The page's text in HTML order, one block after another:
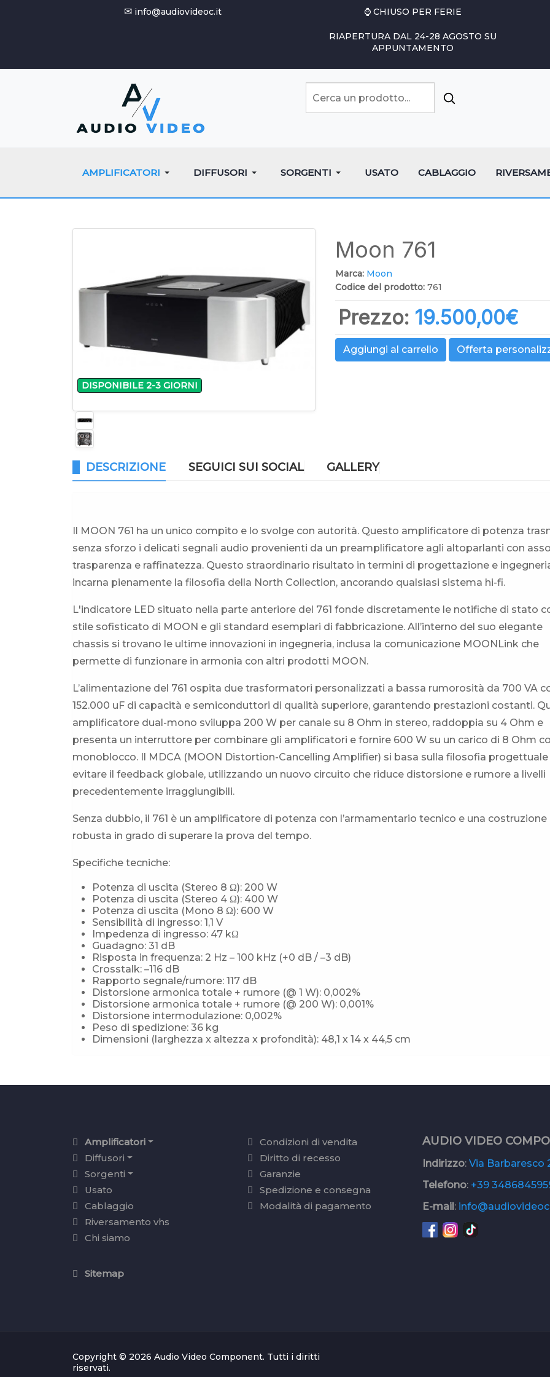
✉ info@audiovideoc.it ⌚ CHIUSO PER FERIE
RIAPERTURA DAL 24-28 AGOSTO SU
APPUNTAMENTO
AMPLIFICATORI DIFFUSORI SORGENTI USATO CABLAGGIO
DISPONIBILE 2-3 GIORNI
Moon 761
Marca: Moon
Codice del prodotto: 761
Prezzo: 19.500,00‎€
Aggiungi al carrello Offerta
DESCRIZIONE SEGUICI SUI SOCIAL GALLERY
Il MOON 761 ha un unico compito e lo svolge con autorità. Questo amplificatore di potenza
senza sforzo i delicati segnali audio provenienti da un preamplificatore agli altoparlanti con
trasparenza e raffinatezza. Questo straordinario risultato in termini di progettazione e
incarna pienamente la filosofia della North Collection, ancorando qualsiasi sistema hi-fi.
L'indicatore LED situato nella parte anteriore del 761 fonde discretamente le notifiche di stato
stile sofisticato di MOON e gli standard esemplari di fabbricazione. All’interno del suo elegante
chassis si trovano le ultime innovazioni in ingegneria, inclusa la comunicazione MOONLink che
permette di funzionare in armonia con altri prodotti MOON.
L’alimentazione del 761 ospita due trasformatori personalizzati a bassa rumorosità da 700 VA
152.000 uF di capacità e semiconduttori di qualità superiore, garantendo prestazioni costanti.
amplificatore dual-mono sviluppa 200 W per canale su 8 Ohm in stereo, raddoppia su 4 Ohm e
presenta un interruttore per combinare gli amplificatori e fornire 600 W su un carico di 8 Ohm
monoblocco. Il MDCA (MOON Distortion-Cancelling Amplifier) si basa sulla filosofia progettuale
evitare il feedback globale, utilizzando un nuovo circuito che riduce distorsione e rumore a livelli
precedentemente irraggiungibili.
Senza dubbio, il 761 è un amplificatore di potenza con l’armamentario tecnico e una costruzione
robusta in grado di superare la prova del tempo.
Specifiche tecniche:
Potenza di uscita (Stereo 8 Ω): 200 W
Potenza di uscita (Stereo 4 Ω): 400 W
Potenza di uscita (Mono 8 Ω): 600 W
Sensibilità di ingresso: 1,1 V
Impedenza di ingresso: 47 kΩ
Guadagno: 31 dB
Risposta in frequenza: 2 Hz – 100 kHz (+0 dB / –3 dB)
Crosstalk: –116 dB
Rapporto segnale/rumore: 117 dB
Distorsione armonica totale + rumore (@ 1 W): 0,002%
Distorsione armonica totale + rumore (@ 200 W): 0,001%
Distorsione intermodulazione: 0,002%
Peso di spedizione: 36 kg
Dimensioni (larghezza x altezza x profondità): 48,1 x 14 x 44,5 cm
Amplificatori
Diffusori
Sorgenti
Usato
Cablaggio
Riversamento vhs
Chi siamo
Sitemap
Condizioni di vendita
Diritto di recesso
Garanzie
Spedizione e consegna
Modalità di pagamento
AUDIO VIDEO
Indirizzo: Via Barbaresco
Telefono: +39
E-mail:
Copyright © 2026 Audio Video Component. Tutti i diritti
riservati.